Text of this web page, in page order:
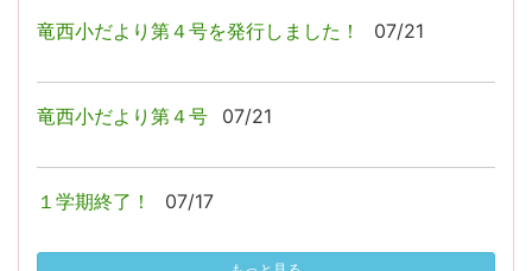
竜西小だより第４号を発行しました！ 07/21
竜西小だより第４号 07/21
１学期終了！ 07/17